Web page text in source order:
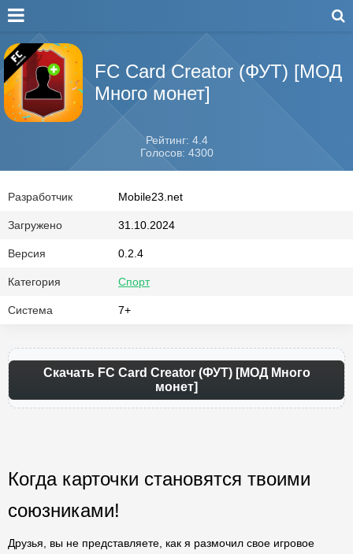
FC Card Creator (ФУТ) [МОД
Много монет]
Рейтинг: 4.4
Голосов: 4300
Разработчик Mobile23.net
Загружено 31.10.2024
Версия 0.2.4
Категория Спорт
Система 7+
Скачать FC Card Creator (ФУТ) [МОД Много
монет]
Когда карточки становятся твоими
союзниками!
Друзья, вы не представляете, как я размочил свое игровое